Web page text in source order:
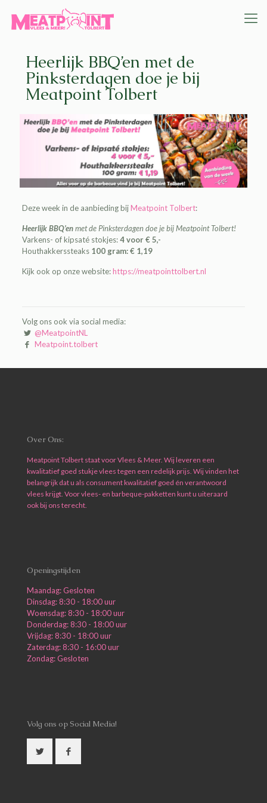
Heerlijk BBQ’en met de
Pinksterdagen doe je bij
Meatpoint Tolbert
Deze week in de aanbieding bijMeatpoint Tolbert:
Heerlijk BBQ’enmet de Pinksterdagen doe je bij Meatpoint Tolbert!
Varkens- of kipsaté stokjes:4 voor € 5,-
Houthakkerssteaks 100 gram: € 1,19
Kijk ook op onze website:https://meatpointtolbert.nl
Volg ons ook via social media:
@MeatpointNL
Meatpoint.tolbert
Over Ons:
Meatpoint Tolbert staat voor Vlees & Meer. Wij leveren een
kwalitatief goed stukje vlees tegen een redelijk prijs. Wij vinden het
belangrijk dat u als consument kwalitatief goed én verantwoord
vlees krijgt. Voor vlees- en barbeque-pakketten kunt u uiteraard
ook bij ons terecht.
Openingstijden
Maandag: Gesloten
Dinsdag: 8:30 - 18:00 uur
Woensdag: 8:30 - 18:00 uur
Donderdag: 8:30 - 18:00 uur
Vrijdag: 8:30 - 18:00 uur
Zaterdag: 8:30 - 16:00 uur
Zondag: Gesloten
Volg ons op Social Media!